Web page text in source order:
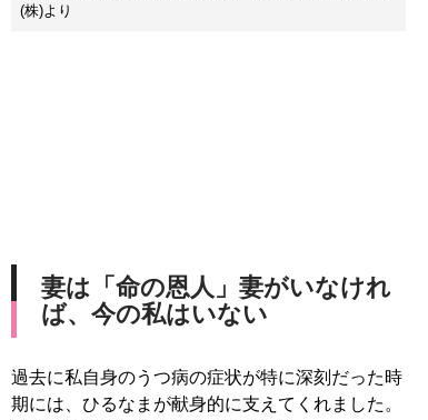
(株)より
妻は「命の恩人」妻がいなけれ
ば、今の私はいない
過去に私自身のうつ病の症状が特に深刻だった時
期には、ひるなまが献身的に支えてくれました。